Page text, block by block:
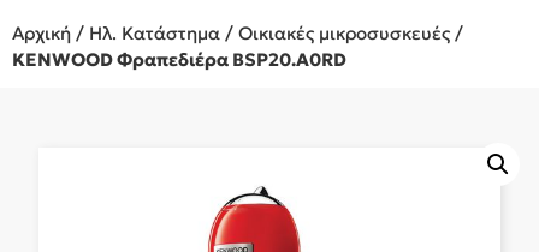
Αρχική / Ηλ. Κατάστημα / Οικιακές μικροσυσκευές /
KENWOOD Φραπεδιέρα BSP20.A0RD